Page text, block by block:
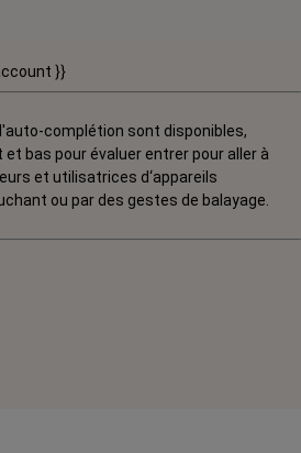
}}
complétion sont disponibles,
bas pour évaluer entrer pour aller à
et utilisatrices d‘appareils
ou par des gestes de balayage.